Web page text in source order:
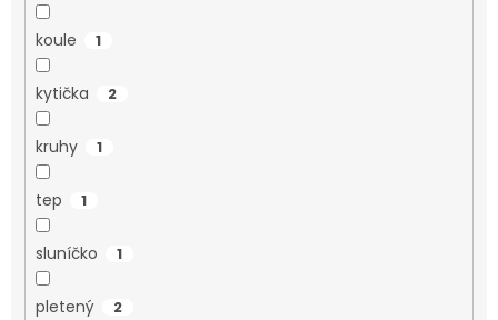
koule 1
kytička 2
kruhy 1
tep 1
sluníčko 1
pletený 2